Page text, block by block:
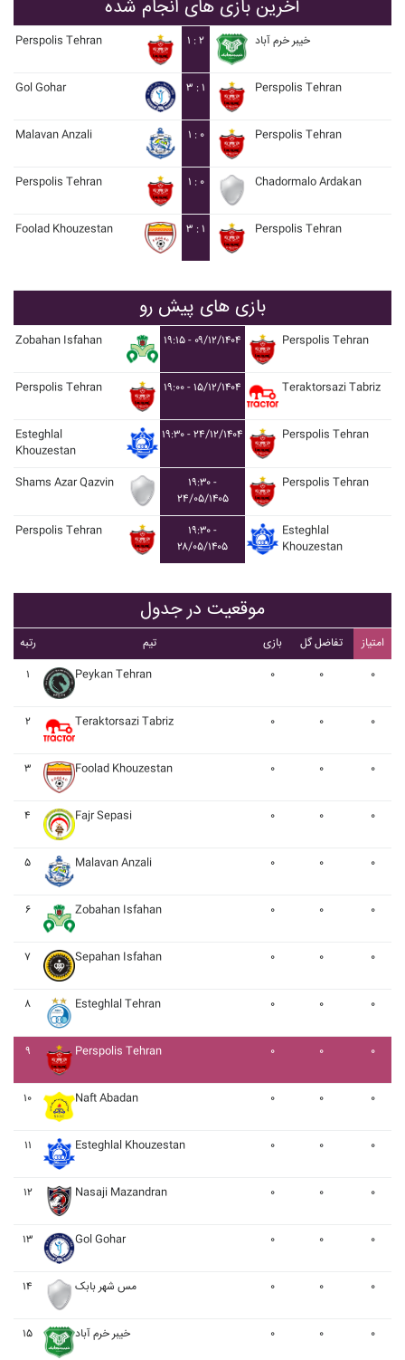
آخرین بازی های انجام شده
Perspolis Tehran ۱ : ۲ خيبر خرم آباد
Gol Gohar ۳ : ۱ Perspolis Tehran
Malavan Anzali ۱ : ۰ Perspolis Tehran
Perspolis Tehran ۱ : ۰ Chadormalo Ardakan
Foolad Khouzestan ۳ : ۱ Perspolis Tehran
بازی های پیش رو
Zobahan Isfahan ۱۹:۱۵ - ۰۹/۱۲/۱۴۰۴ Perspolis Tehran
Perspolis Tehran ۱۹:۰۰ - ۱۵/۱۲/۱۴۰۴ Teraktorsazi Tabriz
Esteghlal
Khouzestan
۱۹:۳۰ - ۲۴/۱۲/۱۴۰۴ Perspolis Tehran
Shams Azar Qazvin
۱۹:۳۰ -
۲۴/۰۵/۱۴۰۵
Perspolis Tehran
Perspolis Tehran
۱۹:۳۰ -
۲۸/۰۵/۱۴۰۵
Esteghlal
Khouzestan
موقعیت در جدول
رتبه تیم بازی تفاضل گل
امتیاز
۱
Peykan Tehran ۰ ۰ ۰
۲ Teraktorsazi Tabriz ۰ ۰ ۰
۳ Foolad Khouzestan ۰ ۰ ۰
۴ Fajr Sepasi ۰ ۰ ۰
۵ Malavan Anzali ۰ ۰ ۰
۶ Zobahan Isfahan ۰ ۰ ۰
۷ Sepahan Isfahan ۰ ۰ ۰
۸ Esteghlal Tehran ۰ ۰ ۰
۹ Perspolis Tehran ۰ ۰ ۰
۱۰ Naft Abadan ۰ ۰ ۰
۱۱ Esteghlal Khouzestan ۰ ۰ ۰
۱۲ Nasaji Mazandran ۰ ۰ ۰
۱۳ Gol Gohar ۰ ۰ ۰
۱۴ مس شهر بابک ۰ ۰ ۰
۱۵ خيبر خرم آباد ۰ ۰ ۰